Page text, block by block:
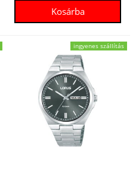
ingyenes szállítás